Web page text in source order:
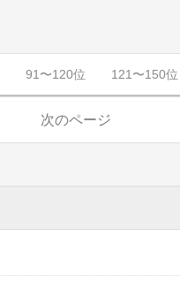
91〜120位 121〜150位
次のページ